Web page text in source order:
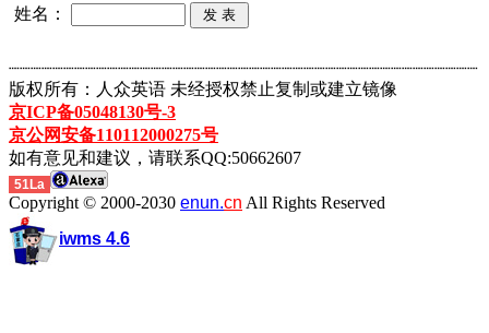
姓名：
┈┈┈┈┈┈┈┈┈┈┈┈┈┈┈┈┈┈┈┈┈┈┈┈┈┈┈┈┈┈┈┈┈┈┈┈┈┈┈┈┈┈┈
版权所有：人众英语 未经授权禁止复制或建立镜像
京ICP备05048130号-3
京公网安备110112000275号
如有意见和建议，请联系QQ:50662607
51La
Copyright © 2000-2030 enun.cn All Rights Reserved
iwms 4.6